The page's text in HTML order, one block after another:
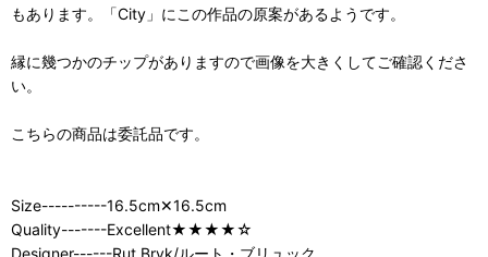
もあります。「City」にこの作品の原案があるようです。
縁に幾つかのチップがありますので画像を大きくしてご確認くださ
い。
こちらの商品は委託品です。
Size----------16.5cm✕16.5cm
Quality-------Excellent★★★★☆
Designer------Rut Bryk/ルート・ブリュック